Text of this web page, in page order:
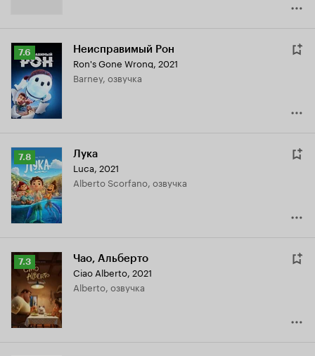
Рейтинг
Кинопоиска
7.6
7.6 Неисправимый Рон
Ron's Gone Wrong, 2021
Barney, озвучка
Рейтинг
Кинопоиска
7.8
7.8 Лука
Luca, 2021
Alberto Scorfano, озвучка
Рейтинг
Кинопоиска
7.3
7.3 Чао, Альберто
Ciao Alberto, 2021
Alberto, озвучка